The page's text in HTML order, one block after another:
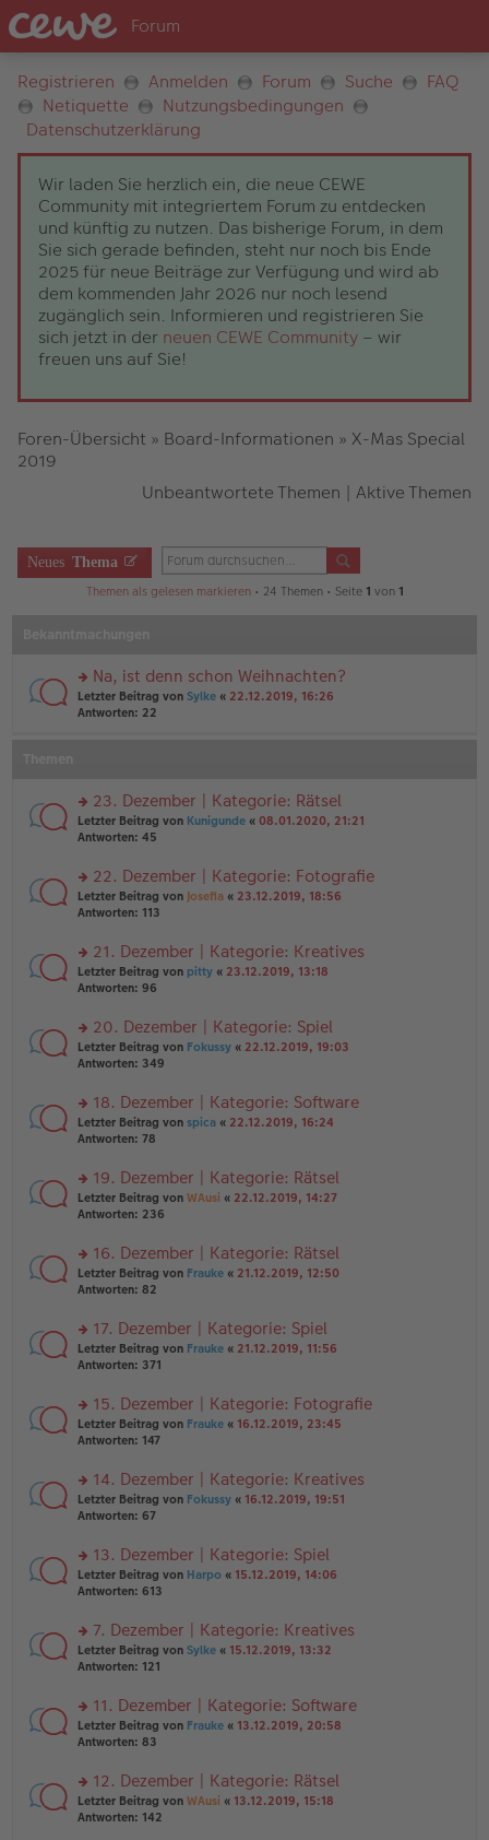
Registrieren Anmelden Forum Suche
FAQ
Netiquette
Nutzungsbedingungen
Datenschutzerklärung
Wir laden Sie herzlich ein, die neue CEWE
Community mit integriertem Forum zu entdecken
und künftig zu nutzen. Das bisherige Forum, in dem
Sie sich gerade befinden, steht nur noch bis Ende
2025 für neue Beiträge zur Verfügung und wird ab
dem kommenden Jahr 2026 nur noch lesend
zugänglich sein. Informieren und registrieren Sie
sich jetzt in der neuen CEWE Community – wir
freuen uns auf Sie!
Foren-Übersicht » Board-Informationen » X-Mas Special
2019
Unbeantwortete Themen | Aktive Themen
Neues Thema
Themen als gelesen markieren• 24 Themen • Seite 1 von 1
rs
te
es
e
n
B
ei
tr
Na, ist denn schon Weihnachten?
Letzter Beitrag von Sylke « 22.12.2019, 16:26
Antworten: 22
rs
te
n
g
el
e
n
er
tr
a
g
23. Dezember | Kategorie: Rätsel
Letzter Beitrag von Kunigunde « 08.01.2020, 21:21
Antworten: 45
rs
te
n
g
el
e
n
er
tr
a
g
22. Dezember | Kategorie: Fotografie
Letzter Beitrag von Josefia « 23.12.2019, 18:56
Antworten: 113
rs
te
n
g
el
e
n
er
tr
a
g
21. Dezember | Kategorie: Kreatives
Letzter Beitrag von pitty « 23.12.2019, 13:18
Antworten: 96
rs
te
n
g
el
e
n
er
tr
a
g
20. Dezember | Kategorie: Spiel
Letzter Beitrag von Fokussy « 22.12.2019, 19:03
Antworten: 349
rs
te
n
g
el
e
n
er
tr
a
g
18. Dezember | Kategorie: Software
Letzter Beitrag von spica « 22.12.2019, 16:24
Antworten: 78
rs
te
n
g
el
e
n
er
tr
a
g
19. Dezember | Kategorie: Rätsel
Letzter Beitrag von WAusi « 22.12.2019, 14:27
Antworten: 236
rs
te
n
g
el
e
n
er
tr
a
g
16. Dezember | Kategorie: Rätsel
Letzter Beitrag von Frauke « 21.12.2019, 12:50
Antworten: 82
rs
te
n
g
el
e
n
er
tr
a
g
17. Dezember | Kategorie: Spiel
Letzter Beitrag von Frauke « 21.12.2019, 11:56
Antworten: 371
rs
te
n
g
el
e
n
er
tr
a
g
15. Dezember | Kategorie: Fotografie
Letzter Beitrag von Frauke « 16.12.2019, 23:45
Antworten: 147
rs
te
n
g
el
e
n
er
tr
a
g
14. Dezember | Kategorie: Kreatives
Letzter Beitrag von Fokussy « 16.12.2019, 19:51
Antworten: 67
rs
te
n
g
el
e
n
er
tr
a
g
13. Dezember | Kategorie: Spiel
Letzter Beitrag von Harpo « 15.12.2019, 14:06
Antworten: 613
rs
te
n
g
el
e
n
er
7. Dezember | Kategorie: Kreatives
Letzter Beitrag von Sylke « 15.12.2019, 13:32
Antworten: 121
rs
te
n
g
el
11. Dezember | Kategorie: Software
Letzter Beitrag von Frauke « 13.12.2019, 20:58
Antworten: 83
rs
te
12. Dezember | Kategorie: Rätsel
Letzter Beitrag von WAusi « 13.12.2019, 15:18
Antworten: 142